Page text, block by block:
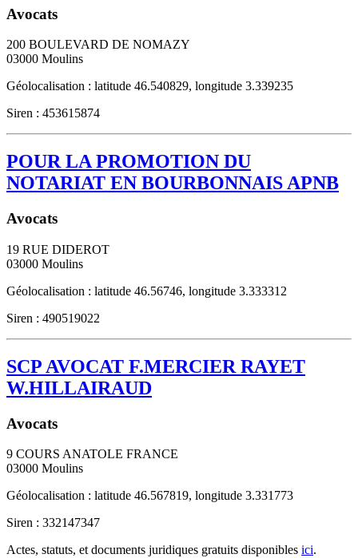
Avocats
200 BOULEVARD DE NOMAZY
03000 Moulins
Géolocalisation : latitude 46.540829, longitude 3.339235
Siren : 453615874
POUR LA PROMOTION DU
NOTARIAT EN BOURBONNAIS APNB
Avocats
19 RUE DIDEROT
03000 Moulins
Géolocalisation : latitude 46.56746, longitude 3.333312
Siren : 490519022
SCP AVOCAT F.MERCIER RAYET
W.HILLAIRAUD
Avocats
9 COURS ANATOLE FRANCE
03000 Moulins
Géolocalisation : latitude 46.567819, longitude 3.331773
Siren : 332147347
Actes, statuts, et documents juridiques gratuits disponibles ici.